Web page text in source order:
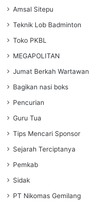
Amsal Sitepu
Teknik Lob Badminton
Toko PKBL
MEGAPOLITAN
Jumat Berkah Wartawan
Bagikan nasi boks
Pencurian
Guru Tua
Tips Mencari Sponsor
Sejarah Terciptanya
Pemkab
Sidak
PT Nikomas Gemilang